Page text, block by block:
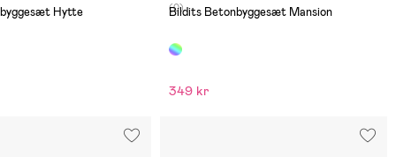
Hytte (0)
Bildits Betonbyggesæt Mansion
349 kr